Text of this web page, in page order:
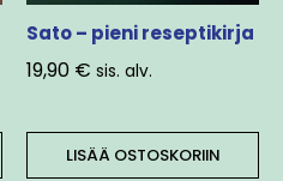
Sato – pieni reseptikirja
19,90 € sis. alv.
LISÄÄ OSTOSKORIIN